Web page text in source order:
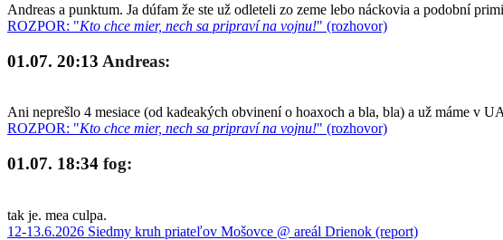
Andreas a punktum. Ja dúfam že ste už odleteli zo zeme lebo náckovia a podobní
ROZPOR: "Kto chce mier, nech sa pripraví na vojnu!" (rozhovor)
01.07. 20:13 Andreas:
Ani neprešlo 4 mesiace (od kadeakých obvinení o hoaxoch a bla, bla) a už máme v
ROZPOR: "Kto chce mier, nech sa pripraví na vojnu!" (rozhovor)
01.07. 18:34 fog:
tak je. mea culpa.
12-13.6.2026 Siedmy kruh priateľov Mošovce @ areál Drienok (report)